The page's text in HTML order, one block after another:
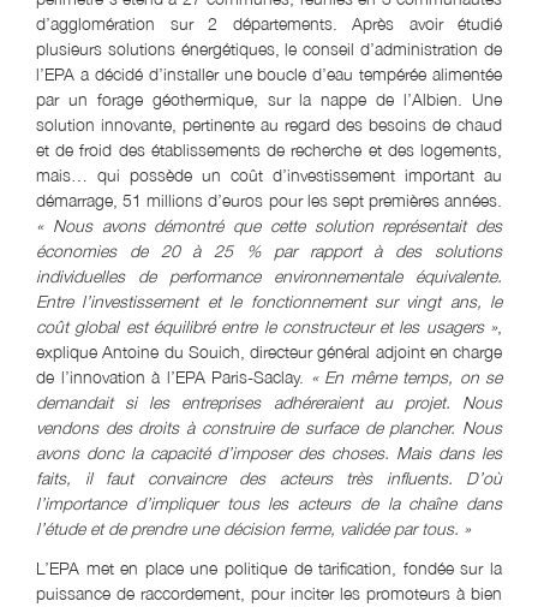
d’agglomération sur 2 départements. Après avoir étudié
plusieurs solutions énergétiques, le conseil d’administration de
l’EPA a décidé d’installer une boucle d’eau tempérée alimentée
par un forage géothermique, sur la nappe de l’Albien. Une
solution innovante, pertinente au regard des besoins de chaud
et de froid des établissements de recherche et des logements,
mais… qui possède un coût d’investissement important au
démarrage, 51 millions d’euros pour les sept premières années.
« Nous avons démontré que cette solution représentait des
économies de 20 à 25 % par rapport à des solutions
individuelles de performance environnementale équivalente.
Entre l’investissement et le fonctionnement sur vingt ans, le
coût global est équilibré entre le constructeur et les usagers »
explique Antoine du Souich, directeur général adjoint en charge
de l’innovation à l’EPA Paris-Saclay. « En même temps, on se
demandait si les entreprises adhéreraient au projet. Nous
vendons des droits à construire de surface de plancher. Nous
avons donc la capacité d’imposer des choses. Mais dans les
faits, il faut convaincre des acteurs très influents. D’où
l’importance d’impliquer tous les acteurs de la chaîne dans
l’étude et de prendre une décision ferme, validée par tous. »
L’EPA met en place une politique de tarification, fondée sur la
puissance de raccordement, pour inciter les promoteurs à bien